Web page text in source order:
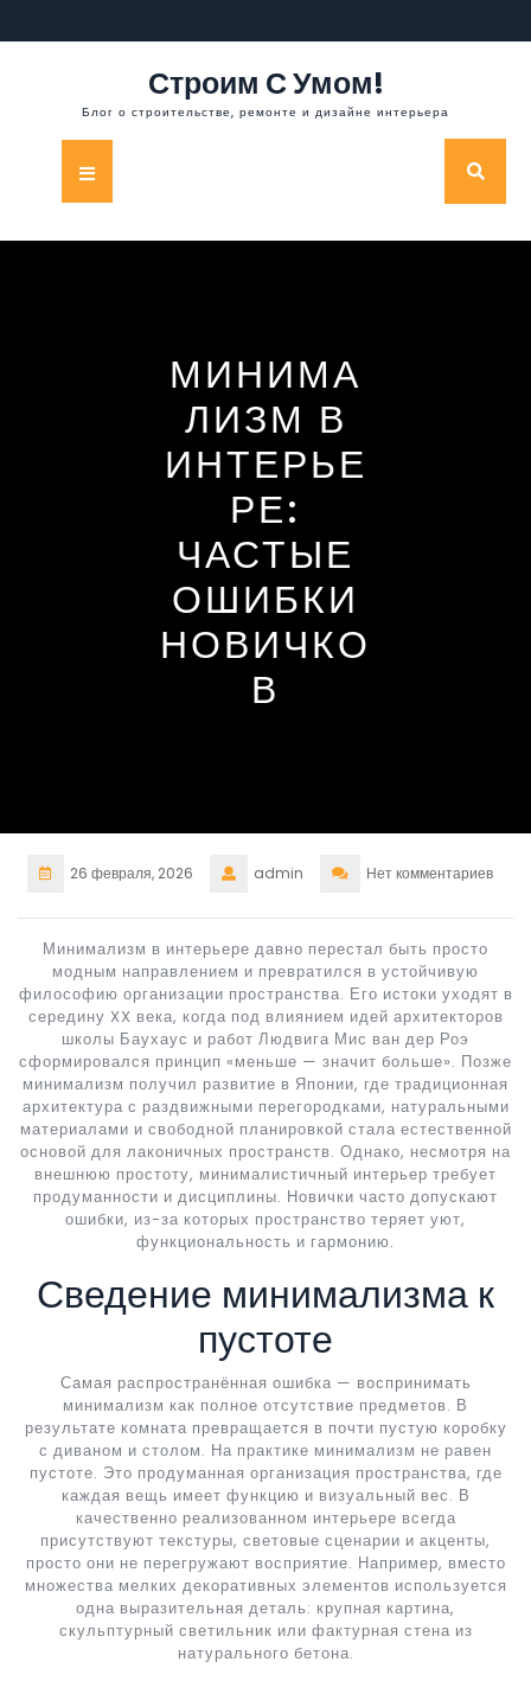
к
Строим С Умом!
Блог о строительстве, ремонте и дизайне интерьера
Кнопка
Открыть
МИНИМА
ЛИЗМ В
ИНТЕРЬЕ
РЕ:
ЧАСТЫЕ
ОШИБКИ
НОВИЧКО
В
26 февраля, 2026 admin Нет комментариев
Минимализм в интерьере давно перестал быть просто
модным направлением и превратился в устойчивую
философию организации пространства. Его истоки уходят в
середину XX века, когда под влиянием идей архитекторов
школы Баухаус и работ Людвига Мис ван дер Роэ
сформировался принцип «меньше — значит больше». Позже
минимализм получил развитие в Японии, где традиционная
архитектура с раздвижными перегородками, натуральными
материалами и свободной планировкой стала естественной
основой для лаконичных пространств. Однако, несмотря на
внешнюю простоту, минималистичный интерьер требует
продуманности и дисциплины. Новички часто допускают
ошибки, из-за которых пространство теряет уют,
функциональность и гармонию.
Сведение минимализма к
пустоте
Самая распространённая ошибка — воспринимать
минимализм как полное отсутствие предметов. В
результате комната превращается в почти пустую коробку
с диваном и столом. На практике минимализм не равен
пустоте. Это продуманная организация пространства, где
каждая вещь имеет функцию и визуальный вес. В
качественно реализованном интерьере всегда
присутствуют текстуры, световые сценарии и акценты,
просто они не перегружают восприятие. Например, вместо
множества мелких декоративных элементов используется
одна выразительная деталь: крупная картина,
скульптурный светильник или фактурная стена из
натурального бетона.